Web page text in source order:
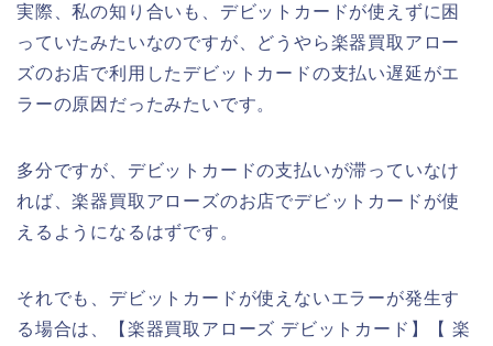
実際、私の知り合いも、デビットカードが使えずに困
っていたみたいなのですが、どうやら楽器買取アロー
ズのお店で利用したデビットカードの支払い遅延がエ
ラーの原因だったみたいです。
多分ですが、デビットカードの支払いが滞っていなけ
れば、楽器買取アローズのお店でデビットカードが使
えるようになるはずです。
それでも、デビットカードが使えないエラーが発生す
る場合は、【楽器買取アローズ デビットカード】【 楽